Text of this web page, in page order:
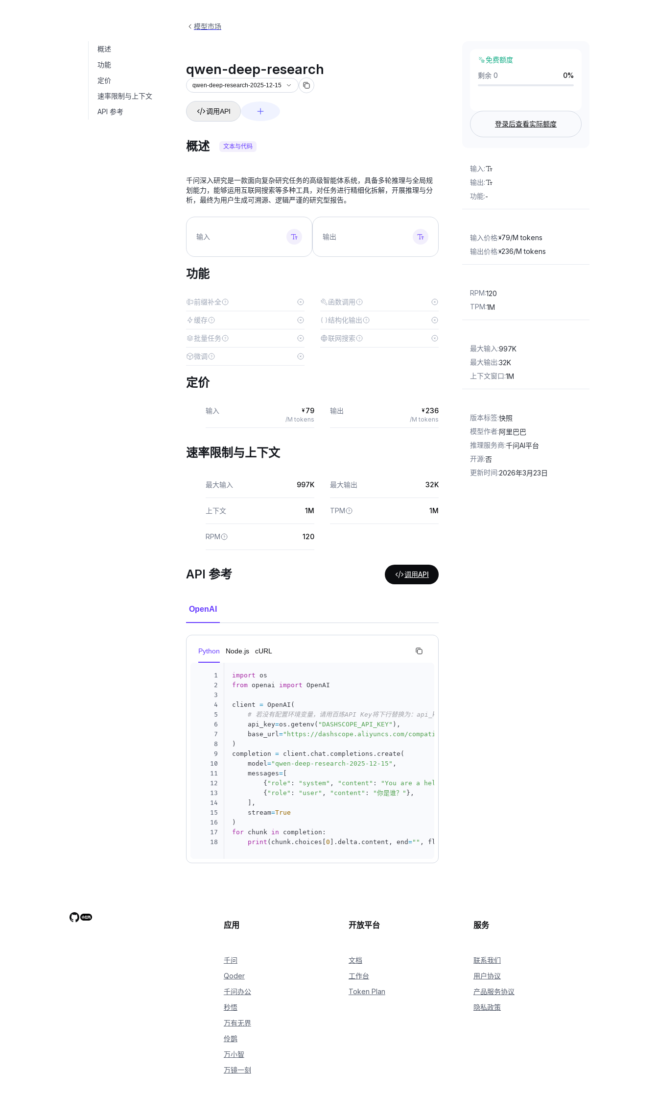
概述
功能
定价
速率限制与上下文
API 参考
模型市场
qwen-deep-research
qwen-deep-research-2025-12-15
调用API
概述 文本与代码
千问深入研究是一款面向复杂研究任务的高级智能体系统，具备多轮推理与全局规
划能力，能够运用互联网搜索等多种工具，对任务进行精细化拆解，开展推理与分
析，最终为用户生成可溯源、逻辑严谨的研究型报告。
输入 输出
功能
前缀补全 函数调用
缓存 结构化输出
批量任务 联网搜索
微调
定价
输入 ¥ 79
/M tokens
输出 ¥ 236
/M tokens
速率限制与上下文
最大输入 997K 最大输出 32K
上下文 1M TPM 1M
RPM 120
API 参考 调用API
OpenAI
Python Node.js cURL
1
2
3
4
5
6
7
8
9
10
11
12
13
14
15
16
17
18
import
from openai import OpenAI
client = OpenAI (
# 若没有配置环境变量，请用百炼API Key将下行替换为：api_key="sk-xxx",
    api_key
=os . getenv ( "DASHSCOPE_API_KEY" ) ,
    base_url
="https://dashscope.aliyuncs.com/compatible-mode/v1"
)
completion = client . chat . completions . create (
    model
="qwen-deep-research-2025-12-15" ,
    messages
=
{ "role" : "system" , "content" : "You are a helpful assistant."
{ "role" : "user" , "content" : "你是谁？" } ,
,
    stream
=True
)
for chunk in completion :
print ( chunk . choices 0 . delta . content , end="" , flush
免费额度
剩余 0
0%
登录后查看实际额度
输入:
输出:
功能:-
输入价格:¥79/M tokens
输出价格:¥236/M tokens
RPM:120
TPM:1M
最大输入:997K
最大输出:32K
上下文窗口:1M
版本标签:快照
模型作者:阿里巴巴
推理服务商:千问AI平台
开源:否
更新时间:2026年3月23日
应用
千问
Qoder
千问办公
秒悟
万有无界
伶鹊
万小智
万镜一刻
开放平台
文档
工作台
Token Plan
服务
联系我们
用户协议
产品服务协议
隐私政策